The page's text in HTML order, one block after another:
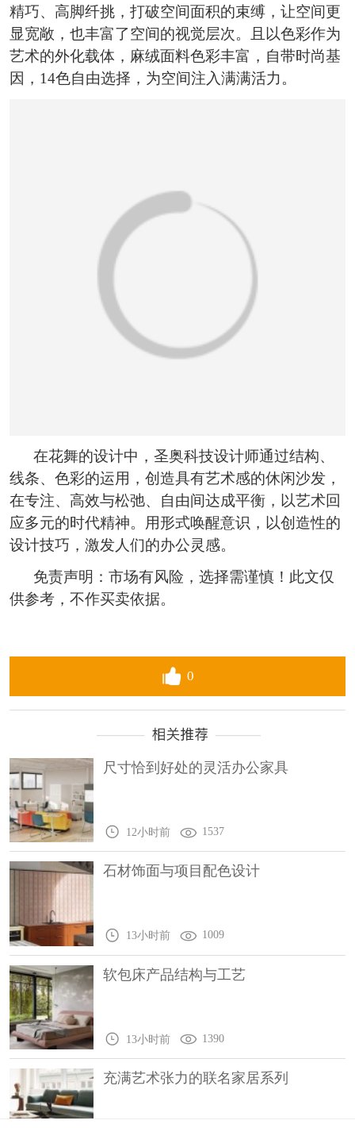
精巧、高脚纤挑，打破空间面积的束缚，让空间更
显宽敞，也丰富了空间的视觉层次。且以色彩作为
艺术的外化载体，麻绒面料色彩丰富，自带时尚基
因，14色自由选择，为空间注入满满活力。
在花舞的设计中，圣奥科技设计师通过结构、
线条、色彩的运用，创造具有艺术感的休闲沙发，
在专注、高效与松弛、自由间达成平衡，以艺术回
应多元的时代精神。用形式唤醒意识，以创造性的
设计技巧，激发人们的办公灵感。
免责声明：市场有风险，选择需谨慎！此文仅
供参考，不作买卖依据。
0
尺寸恰到好处的灵活办公家具
12小时前 1537
石材饰面与项目配色设计
13小时前 1009
软包床产品结构与工艺
13小时前 1390
充满艺术张力的联名家居系列